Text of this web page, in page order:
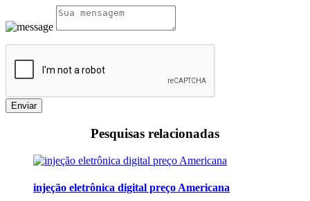
Enviar
Pesquisas relacionadas
injeção eletrônica digital preço Americana